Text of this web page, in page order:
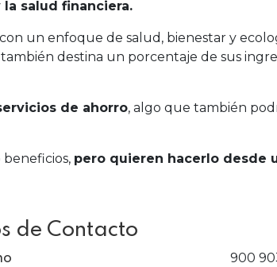
salud financiera.
un enfoque de salud, bienestar y
destina un porcentaje de sus
de ahorro, algo que también
pero quieren hacerlo desde
de Contacto
900